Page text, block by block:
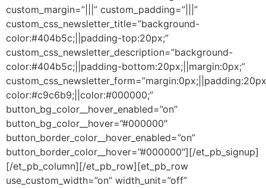
custom_margin=”|||” custom_padding=”|||”
custom_css_newsletter_title=”background-
color:#404b5c;||padding-top:20px;”
custom_css_newsletter_description=”background-
color:#404b5c;||padding-bottom:20px;||margin:0px;”
color:#c9c6b9;||color:#000000;”
button_bg_color__hover_enabled=”on”
button_bg_color__hover=”#000000″
button_border_color__hover_enabled=”on”
button_border_color__hover=”#000000″][/et_pb_signup]
[/et_pb_column][/et_pb_row][et_pb_row
use_custom_width=”on” width_unit=”off”